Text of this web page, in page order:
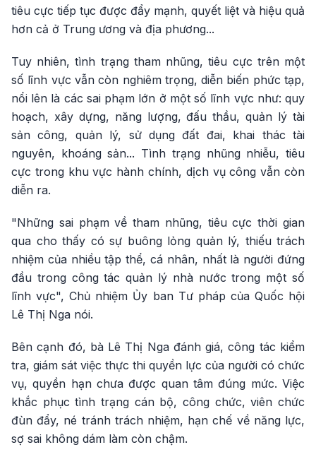
tiêu cực tiếp tục được đẩy mạnh, quyết liệt và hiệu quả
hơn cả ở Trung ương và địa phương...
Tuy nhiên, tình trạng tham nhũng, tiêu cực trên một
số lĩnh vực vẫn còn nghiêm trọng, diễn biến phức tạp,
nổi lên là các sai phạm lớn ở một số lĩnh vực như: quy
hoạch, xây dựng, năng lượng, đấu thầu, quản lý tài
sản công, quản lý, sử dụng đất đai, khai thác tài
nguyên, khoáng sản... Tình trạng nhũng nhiễu, tiêu
cực trong khu vực hành chính, dịch vụ công vẫn còn
diễn ra.
"Những sai phạm về tham nhũng, tiêu cực thời gian
qua cho thấy có sự buông lỏng quản lý, thiếu trách
nhiệm của nhiều tập thể, cá nhân, nhất là người đứng
đầu trong công tác quản lý nhà nước trong một số
lĩnh vực", Chủ nhiệm Ủy ban Tư pháp của Quốc hội
Lê Thị Nga nói.
Bên cạnh đó, bà Lê Thị Nga đánh giá, công tác kiểm
tra, giám sát việc thực thi quyền lực của người có chức
vụ, quyền hạn chưa được quan tâm đúng mức. Việc
khắc phục tình trạng cán bộ, công chức, viên chức
đùn đẩy, né tránh trách nhiệm, hạn chế về năng lực,
sợ sai không dám làm còn chậm.